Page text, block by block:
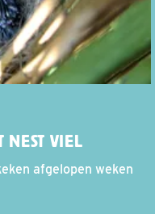
NEST VIEL
afgelopen weken